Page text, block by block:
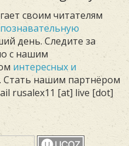
своим читателям
день. Следите за
с нашим
интересных и
. Стать нашим партнёром
rusalex11 [at] live [dot]